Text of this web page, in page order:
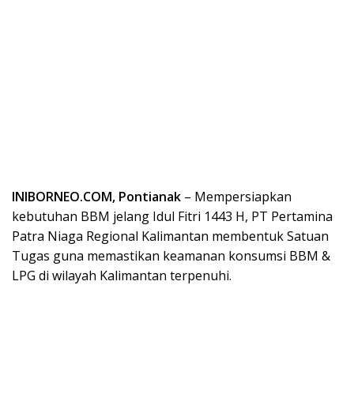
INIBORNEO.COM, Pontianak – Mempersiapkan
kebutuhan BBM jelang Idul Fitri 1443 H, PT Pertamina
Patra Niaga Regional Kalimantan membentuk Satuan
Tugas guna memastikan keamanan konsumsi BBM &
LPG di wilayah Kalimantan terpenuhi.